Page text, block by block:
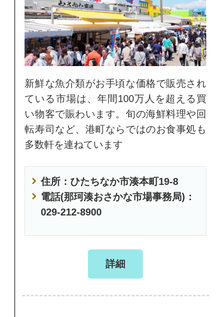
新鮮な魚介類がお手頃な価格で販売され
ている市場は、年間100万人を超える買
い物客で賑わいます。旬の海鮮料理や回
転寿司など、港町ならではのお食事処も
多数軒を連ねています
住所：ひたちなか市湊本町19-8
電話(那珂湊おさかな市場事務局)：
029-212-8900
詳細